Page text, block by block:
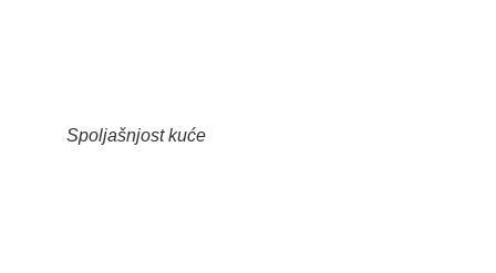
Spoljašnjost kuće